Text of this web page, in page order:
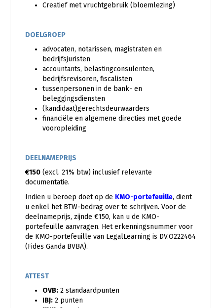
Creatief met vruchtgebruik (bloemlezing)
DOELGROEP
advocaten, notarissen, magistraten en
bedrijfsjuristen
accountants, belastingconsulenten,
bedrijfsrevisoren, fiscalisten
tussenpersonen in de bank- en
beleggingsdiensten
(kandidaat)gerechtsdeurwaarders
financiële en algemene directies met goede
vooropleiding
DEELNAMEPRIJS
€150 (excl. 21% btw) inclusief relevante
documentatie.
Indien u beroep doet op de KMO-portefeuille, dient
u enkel het BTW-bedrag over te schrijven. Voor de
deelnameprijs, zijnde €150, kan u de KMO-
portefeuille aanvragen. Het erkenningsnummer voor
de KMO-portefeuille van LegalLearning is DV.O222464
(Fides Ganda BVBA).
ATTEST
OVB: 2 standaardpunten
IBJ: 2 punten